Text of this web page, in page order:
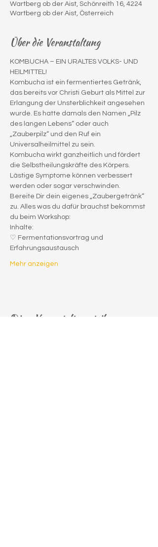
Wartberg ob der Aist, Schönreith 16, 4224
Wartberg ob der Aist, Österreich
Über die Veranstaltung
KOMBUCHA – EIN URALTES VOLKS- UND
HEILMITTEL!
Kombucha ist ein fermentiertes Getränk,
das bereits vor Christi Geburt als Mittel zur
Erlangung der Unsterblichkeit angesehen
wurde. Es hatte damals den Namen „Pilz
des langen Lebens“ oder auch
„Zauberpilz“ und den Ruf ein
Universalheilmittel zu sein.
Kombucha wirkt ganzheitlich und fördert
die Selbstheilungskräfte des Körpers.
Lästige Symptome können verbessert
werden oder sogar verschwinden.
Bereite Dir dein eigenes „Zaubergetränk“
zu. Alles was du dafür brauchst bekommst
du beim Workshop:
Inhalte:
♡ Fermentationsvortrag und
Erfahrungsaustausch
Mehr anzeigen
Diese Veranstaltung teilen